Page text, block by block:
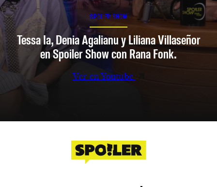
SPOILER SHOW
Tessa Ia, Denia Agalianu y Liliana Villaseñor
en Spoiler Show con Rana Fonk.
Ver en Youtube